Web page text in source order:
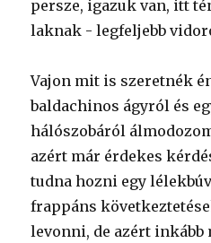
persze, igazuk van, itt
laknak - legfeljebb
Vajon mit is szeretnék
baldachinos ágyról és
hálószobáról
azért már érdekes
tudna hozni egy
frappáns
levonni, de azért inkább